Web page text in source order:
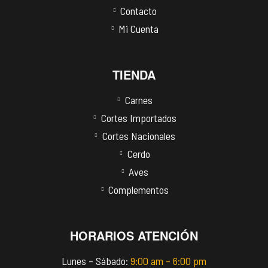
Contacto
Mi Cuenta
TIENDA
Carnes
Cortes Importados
Cortes Nacionales
Cerdo
Aves
Complementos
HORARIOS ATENCIÓN
Lunes – Sábado: 9:00 am – 6:00 pm